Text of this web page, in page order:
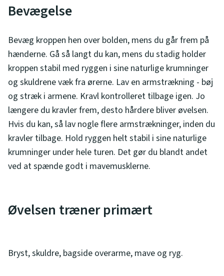
Bevægelse
Bevæg kroppen hen over bolden, mens du går frem på
hænderne. Gå så langt du kan, mens du stadig holder
kroppen stabil med ryggen i sine naturlige krumninger
og skuldrene væk fra ørerne. Lav en armstrækning - bøj
og stræk i armene. Kravl kontrolleret tilbage igen. Jo
længere du kravler frem, desto hårdere bliver øvelsen.
Hvis du kan, så lav nogle flere armstrækninger, inden du
kravler tilbage. Hold ryggen helt stabil i sine naturlige
krumninger under hele turen. Det gør du blandt andet
ved at spænde godt i mavemusklerne.
Øvelsen træner primært
Bryst, skuldre, bagside overarme, mave og ryg.